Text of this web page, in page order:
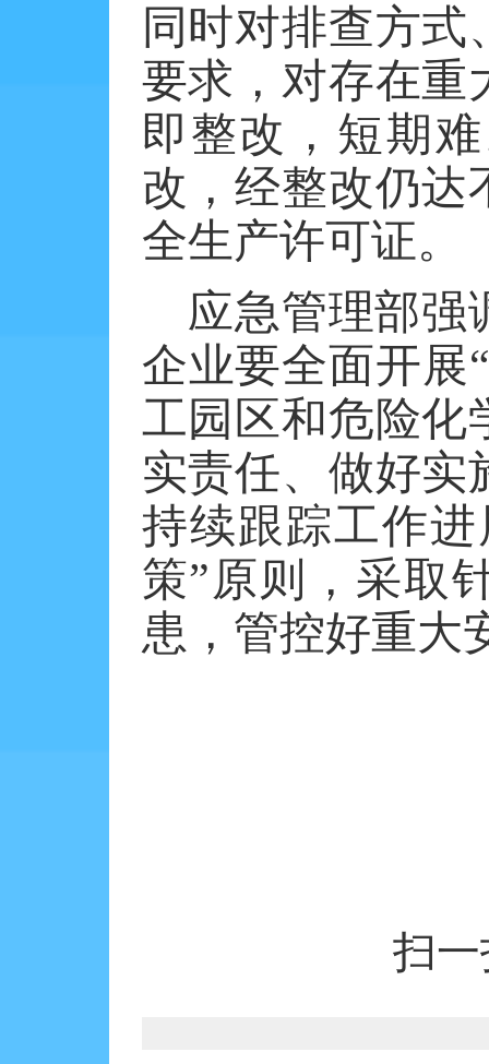
同时对排查方
要求，对存在重
即整改，短期
改，经整改仍达
全生产许可证。
应急管理部强
企业要全面开展
工园区和危险化
实责任、做好实
持续跟踪工作
策”原则，采取
患，管控好重大
扫